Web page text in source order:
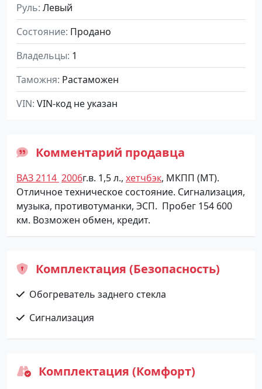
Руль Левый
Состояние Продано
Владельцы 1
Таможня Растаможен
VIN VIN-код не указан
Комментарий продавца
ВАЗ 2114 2006г.в. 1,5 л., хетчбэк, МКПП (МТ).
Отличное техническое состояние. Сигнализация,
музыка, противотуманки, ЭСП. Пробег 154 600
км. Возможен обмен, кредит.
Комплектация (Безопасность)
Обогреватель заднего стекла
Сигнализация
Комплектация (Комфорт)